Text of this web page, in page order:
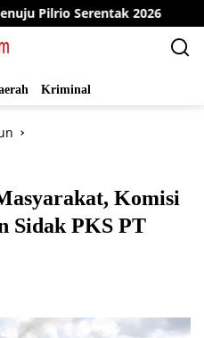
Serentak 2026 Dinas
Kriminal
Komisi
Sidak PKS PT